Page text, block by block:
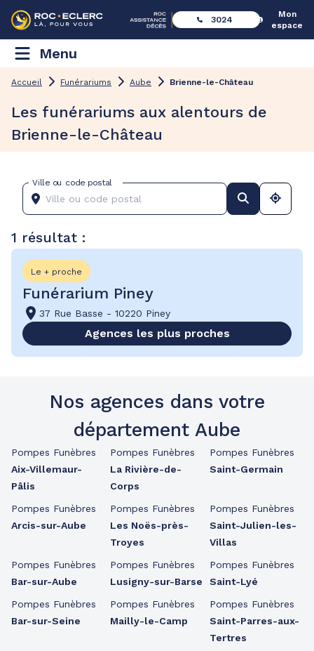
3024
Mon
espace
Menu
Accueil Funérariums Aube Brienne-le-Château
Les funérariums aux alentours de
Brienne-le-Château
Ville ou code postal
1 résultat :
Le + proche
Funérarium Piney
37 Rue Basse - 10220 Piney
Agences les plus proches
Nos agences dans votre
département Aube
Pompes Funèbres
Aix-Villemaur-
Pâlis
Pompes Funèbres
Arcis-sur-Aube
Pompes Funèbres
Bar-sur-Aube
Pompes Funèbres
Bar-sur-Seine
Pompes Funèbres
La Rivière-de-
Corps
Pompes Funèbres
Les Noës-près-
Troyes
Pompes Funèbres
Lusigny-sur-Barse
Pompes Funèbres
Mailly-le-Camp
Pompes Funèbres
Saint-Germain
Pompes Funèbres
Saint-Julien-les-
Villas
Pompes Funèbres
Saint-Lyé
Pompes Funèbres
Saint-Parres-aux-
Tertres